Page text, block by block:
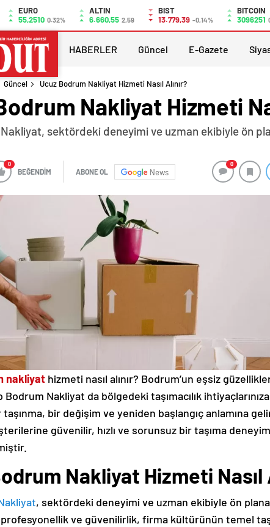
EURO
55,2510 0.32%
ALTIN
6.660,55 2,59
BIST
13.779,39 -0,14%
BITCOIN
3096251
HABERLER Güncel E-Gazete
Güncel Ucuz Bodrum Nakliyat Hizmeti Nasıl Alınır?
Nakliyat Hizmeti
sektördeki deneyimi ve uzman ekibiyle ön
0
BEĞENDİM ABONE OL News
0
nakliyat hizmeti nasıl alınır? Bodrum’un eşsiz
Bodrum Nakliyat da bölgedeki taşımacılık
bir değişim ve yeniden başlangıç anlamına
güvenilir, hızlı ve sorunsuz bir taşıma
Nakliyat Hizmeti Nasıl
, sektördeki deneyimi ve uzman ekibiyle ön plana
ve güvenilirlik, firma kültürünün temel